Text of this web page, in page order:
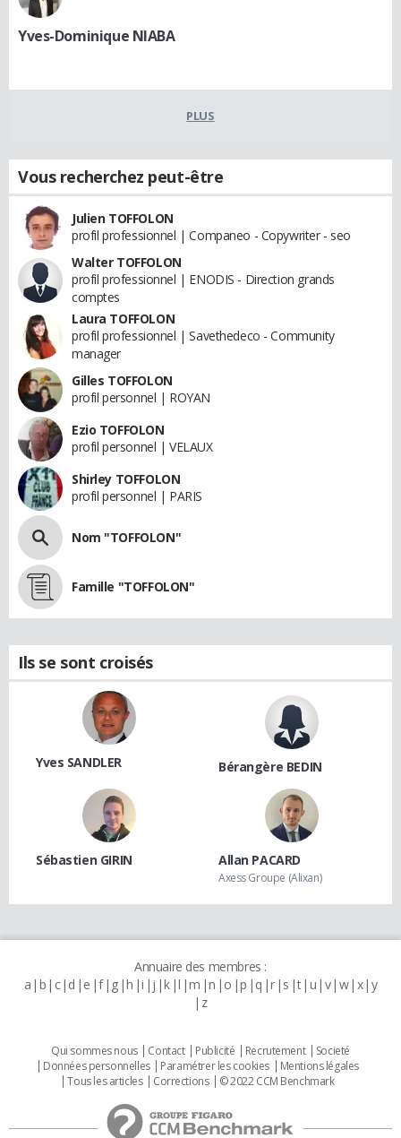
Yves-Dominique NIABA
PLUS
Vous recherchez peut-être
Julien TOFFOLON
profil professionnel | Companeo - Copywriter - seo
Walter TOFFOLON
profil professionnel | ENODIS - Direction grands
comptes
Laura TOFFOLON
profil professionnel | Savethedeco - Community
manager
Gilles TOFFOLON
profil personnel | ROYAN
Ezio TOFFOLON
profil personnel | VELAUX
Shirley TOFFOLON
profil personnel | PARIS
Nom "TOFFOLON"
Famille "TOFFOLON"
Ils se sont croisés
Yves SANDLER Bérangère BEDIN
Sébastien GIRIN Allan PACARD
Axess Groupe (Alixan)
Annuaire des membres :
a b c d e f g h i j k l m n o p q r s t u v w x y
z
Qui sommes nous Contact Publicité Recrutement
Societé
Données personnelles
Paramétrer les cookies
Mentions légales
Tous les articles
Corrections © 2022 CCM Benchmark